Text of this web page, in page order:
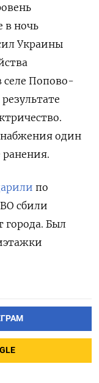
в ночь
Украины
селе Попово-
один
ранения.
по
сбили
города. Был